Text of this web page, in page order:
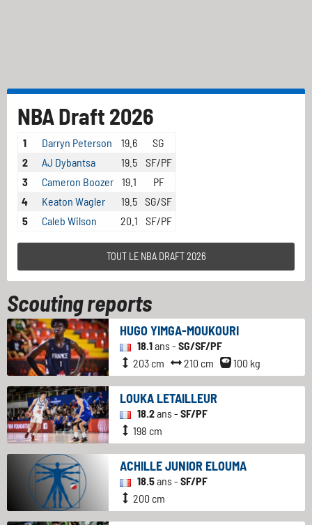
NBA Draft 2026
1 Darryn Peterson 19.6
SG
2
AJ Dybantsa 19.5
SF/PF
3
Cameron Boozer 19.1
PF
4
Keaton Wagler 19.5 SG/SF
5
Caleb Wilson 20.1 SF/PF
TOUT LE NBA DRAFT 2026
Scouting reports
HUGO YIMGA-MOUKOURI
18.1ans - SG/SF/PF
203 cm
210 cm 100 kg
LOUKA LETAILLEUR
18.2ans - SF/PF
198 cm
ACHILLE JUNIOR ELOUMA
18.5ans - SF/PF
200 cm